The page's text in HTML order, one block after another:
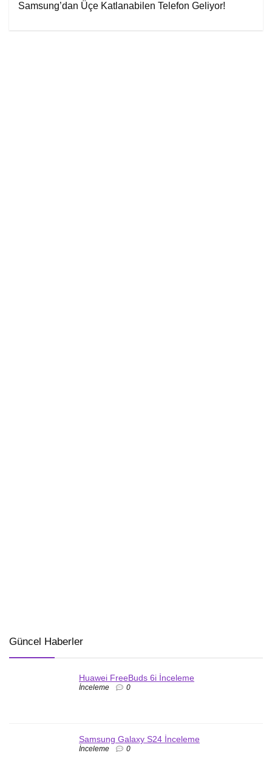
Samsung’dan Üçe Katlanabilen Telefon Geliyor!
Güncel Haberler
Huawei FreeBuds 6i İnceleme
İnceleme 0
Samsung Galaxy S24 İnceleme
İnceleme 0